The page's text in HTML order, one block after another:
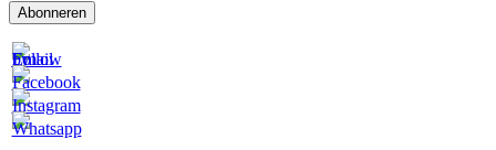
Abonneren